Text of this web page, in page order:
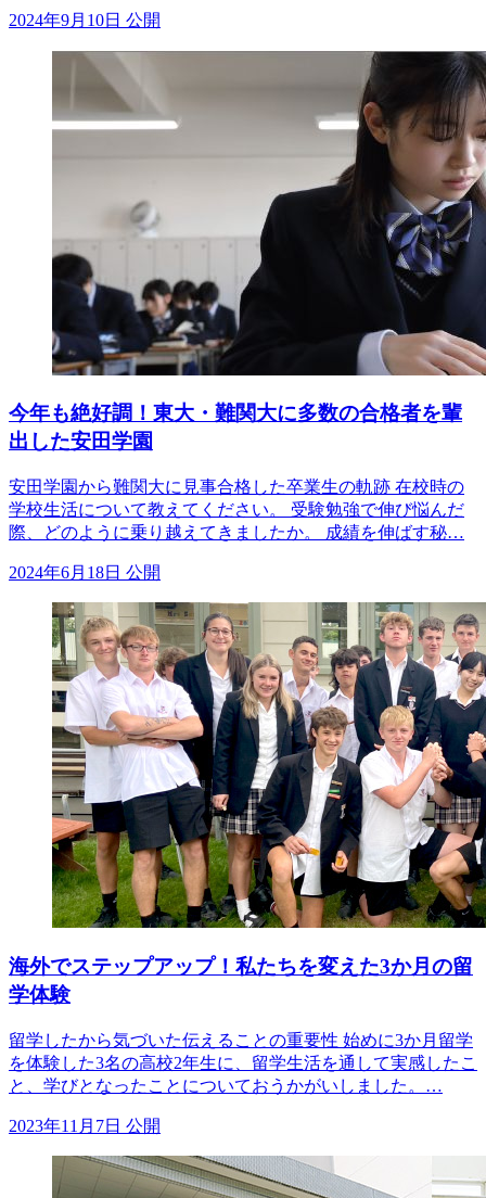
2024年9月10日 公開
今年も絶好調！東大・難関大に多数の合格者を輩
出した安田学園
安田学園から難関大に見事合格した卒業生の軌跡 在校時の
学校生活について教えてください。 受験勉強で伸び悩んだ
際、どのように乗り越えてきましたか。 成績を伸ばす秘…
2024年6月18日 公開
海外でステップアップ！私たちを変えた3か月の留
学体験
留学したから気づいた伝えることの重要性 始めに3か月留学
を体験した3名の高校2年生に、留学生活を通して実感したこ
と、学びとなったことについておうかがいしました。…
2023年11月7日 公開